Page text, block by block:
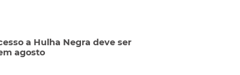
a Hulha Negra deve ser
agosto